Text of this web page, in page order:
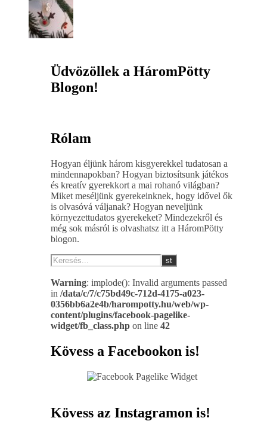
Üdvözöllek a HáromPötty
Blogon!
Rólam
Hogyan éljünk három kisgyerekkel tudatosan a
mindennapokban? Hogyan biztosítsunk játékos
és kreatív gyerekkort a mai rohanó világban?
Miket meséljünk gyerekeinknek, hogy idővel ők
is olvasóvá váljanak? Hogyan neveljünk
környezettudatos gyerekeket? Mindezekről és
még sok másról is olvashatsz itt a HáromPötty
blogon.
Warning: implode(): Invalid arguments passed
in /data/c/7/c75bd49c-712d-4175-a023-
0356bb6a2e4b/harompotty.hu/web/wp-
content/plugins/facebook-pagelike-
widget/fb_class.php on line 42
Kövess a Facebookon is!
Kövess az Instagramon is!